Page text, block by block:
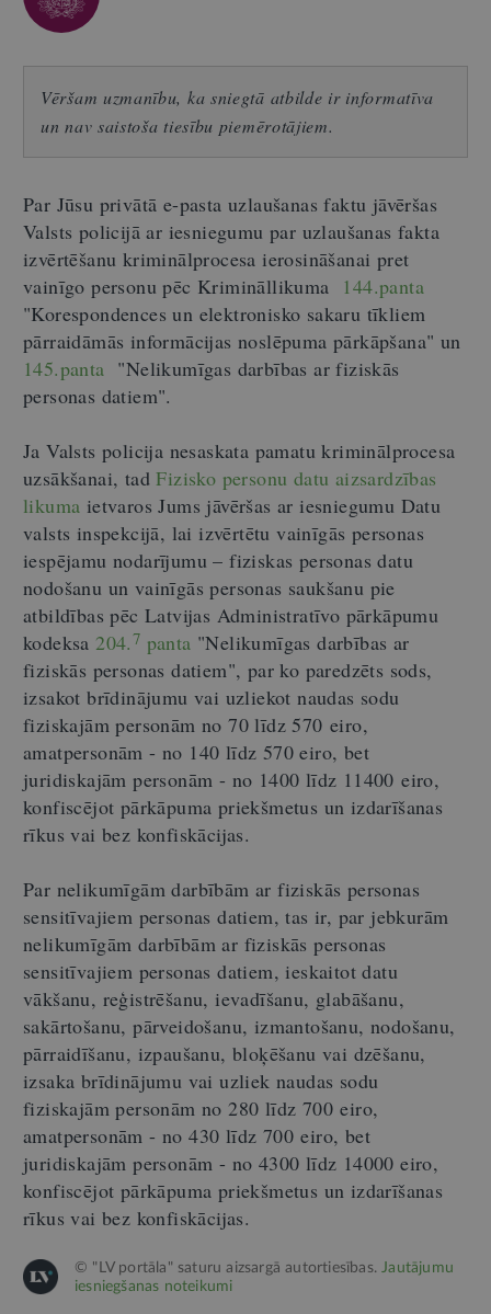
Vēršam uzmanību, ka sniegtā atbilde ir informatīva
un nav saistoša tiesību piemērotājiem.
Par Jūsu privātā e-pasta uzlaušanas faktu jāvēršas
Valsts policijā ar iesniegumu par uzlaušanas fakta
izvērtēšanu kriminālprocesa ierosināšanai pret
vainīgo personu pēc Krimināllikuma 144.panta
"Korespondences un elektronisko sakaru tīkliem
pārraidāmās informācijas noslēpuma pārkāpšana" un
145.panta "Nelikumīgas darbības ar fiziskās
personas datiem".
Ja Valsts policija nesaskata pamatu kriminālprocesa
uzsākšanai, tadFizisko personu datu aizsardzības
likuma ietvaros Jums jāvēršas ar iesniegumu Datu
valsts inspekcijā, lai izvērtētu vainīgās personas
iespējamu nodarījumu – fiziskas personas datu
nodošanu un vainīgās personas saukšanu pie
atbildības pēc Latvijas Administratīvo pārkāpumu
kodeksa 204.7 panta "Nelikumīgas darbības ar
fiziskās personas datiem", par ko paredzēts sods,
izsakot brīdinājumu vai uzliekot naudas sodu
fiziskajām personām no 70 līdz 570 eiro,
amatpersonām - no 140 līdz 570 eiro, bet
juridiskajām personām - no 1400 līdz 11400 eiro,
konfiscējot pārkāpuma priekšmetus un izdarīšanas
rīkus vai bez konfiskācijas.
Par nelikumīgām darbībām ar fiziskās personas
sensitīvajiem personas datiem, tas ir, par jebkurām
nelikumīgām darbībām ar fiziskās personas
sensitīvajiem personas datiem, ieskaitot datu
vākšanu, reģistrēšanu, ievadīšanu, glabāšanu,
sakārtošanu, pārveidošanu, izmantošanu, nodošanu,
pārraidīšanu, izpaušanu, bloķēšanu vai dzēšanu,
izsaka brīdinājumu vai uzliek naudas sodu
fiziskajām personām no 280 līdz 700 eiro,
amatpersonām - no 430 līdz 700 eiro, bet
juridiskajām personām - no 4300 līdz 14000 eiro,
konfiscējot pārkāpuma priekšmetus un izdarīšanas
rīkus vai bez konfiskācijas.
© "LV portāla" saturu aizsargā autortiesības.Jautājumu
iesniegšanas noteikumi